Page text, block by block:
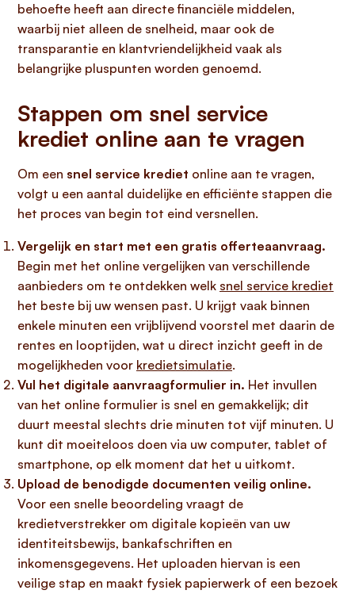
behoefte heeft aan directe financiële middelen,
waarbij niet alleen de snelheid, maar ook de
transparantie en klantvriendelijkheid vaak als
belangrijke pluspunten worden genoemd.
Stappen om snel service
krediet online aan te vragen
Om een snel service krediet online aan te vragen,
volgt u een aantal duidelijke en efficiënte stappen die
het proces van begin tot eind versnellen.
Vergelijk en start met een gratis offerteaanvraag.
Begin met het online vergelijken van verschillende
aanbieders om te ontdekken welk snel service krediet
het beste bij uw wensen past. U krijgt vaak binnen
enkele minuten een vrijblijvend voorstel met daarin de
rentes en looptijden, wat u direct inzicht geeft in de
mogelijkheden voor kredietsimulatie.
Vul het digitale aanvraagformulier in. Het invullen
van het online formulier is snel en gemakkelijk; dit
duurt meestal slechts drie minuten tot vijf minuten. U
kunt dit moeiteloos doen via uw computer, tablet of
smartphone, op elk moment dat het u uitkomt.
Upload de benodigde documenten veilig online.
Voor een snelle beoordeling vraagt de
kredietverstrekker om digitale kopieën van uw
identiteitsbewijs, bankafschriften en
inkomensgegevens. Het uploaden hiervan is een
veilige stap en maakt fysiek papierwerk of een bezoek